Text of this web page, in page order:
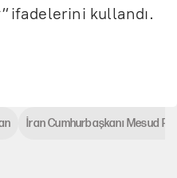
ifadelerini kullandı.
İran Cumhurbaşkanı Mesud